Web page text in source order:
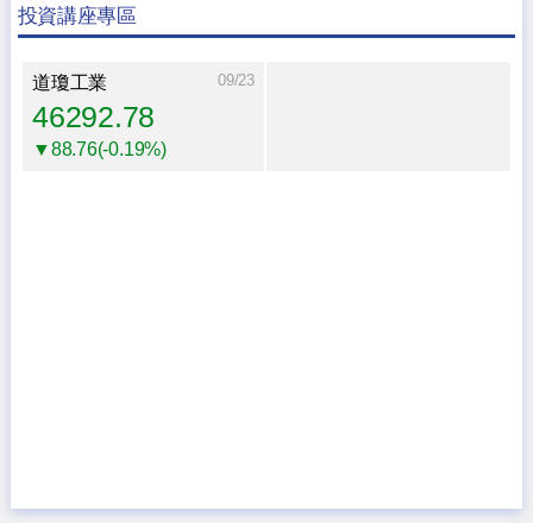
投資講座專區
道瓊工業 09/23
46292.78
▼88.76(-0.19%)